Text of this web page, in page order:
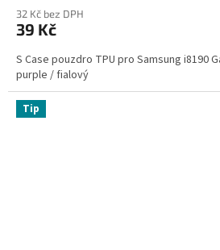
32 Kč bez DPH
39 Kč
S Case pouzdro TPU pro Samsung i8190
purple / fialový
Tip